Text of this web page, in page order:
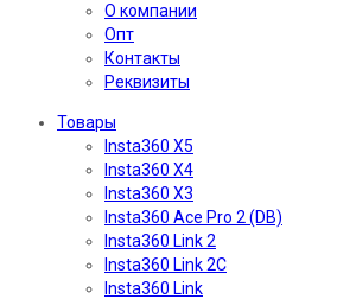
О компании
Опт
Контакты
Реквизиты
Товары
Insta360 X5
Insta360 X4
Insta360 X3
Insta360 Ace Pro 2 (DB)
Insta360 Link 2
Insta360 Link 2C
Insta360 Link